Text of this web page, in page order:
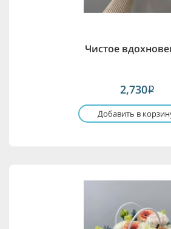
Чистое
2,730i
Добавить в